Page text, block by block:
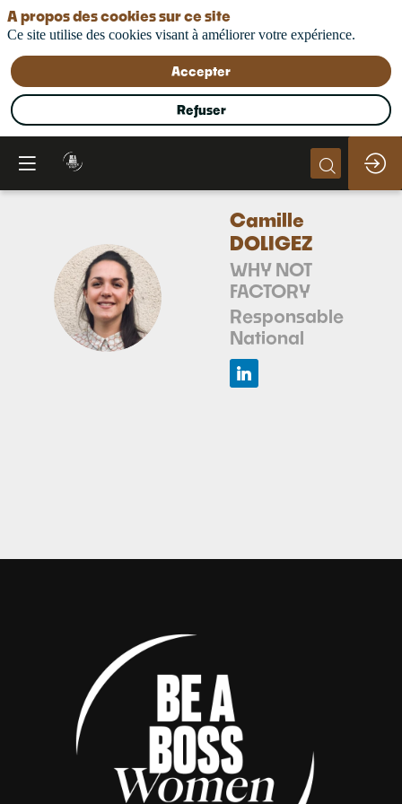
CD
Camille
DOLIGEZ
WHY NOT
FACTORY
Responsable
National
A propos des cookies sur ce site
Ce site utilise des cookies visant à améliorer votre expérience.
Accepter
Refuser